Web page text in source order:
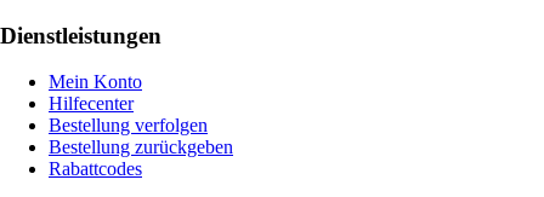
Dienstleistungen
Mein Konto
Hilfecenter
Bestellung verfolgen
Bestellung zurückgeben
Rabattcodes